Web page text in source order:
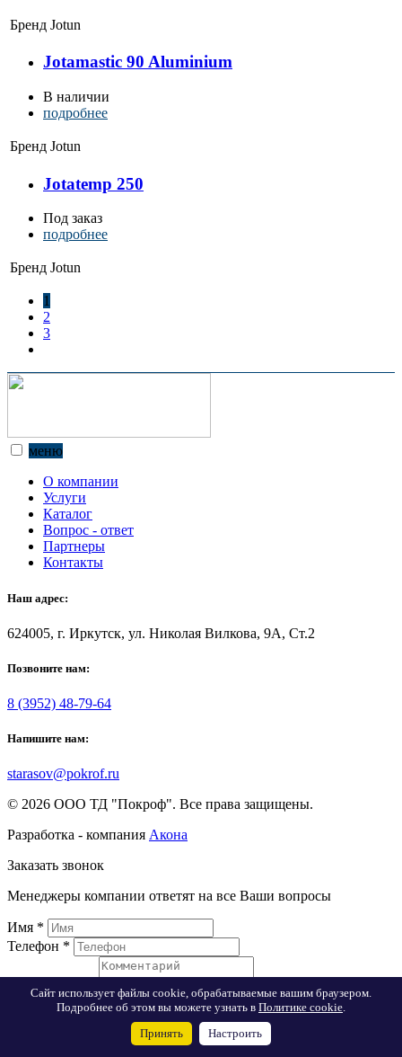
Бренд Jotun
Jotamastic 90 Aluminium
В наличии
подробнее
Бренд Jotun
Jotatemp 250
Под заказ
подробнее
Бренд Jotun
1
2
3
меню
О компании
Услуги
Каталог
Вопрос - ответ
Партнеры
Контакты
Наш адрес:
624005, г. Иркутск, ул. Николая Вилкова, 9А, Ст.2
Позвоните нам:
8 (3952) 48-79-64
Напишите нам:
starasov@pokrof.ru
© 2026 ООО ТД "Покроф". Все права защищены.
Разработка - компания Акона
Заказать звонок
Менеджеры компании ответят на все Ваши вопросы
Имя *
Телефон *
Я согласен на обработку персональных данных
Сайт использует файлы cookie, обрабатываемые вашим браузером.
Подробнее об этом вы можете узнать в Политике cookie.
Принять Настроить